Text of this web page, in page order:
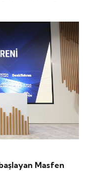
Masfen